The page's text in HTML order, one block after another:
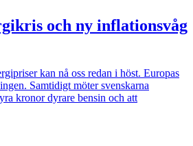
och ny inflationsvåg
kan nå oss redan i höst. Europas
Samtidigt möter svenskarna
kronor dyrare bensin och att